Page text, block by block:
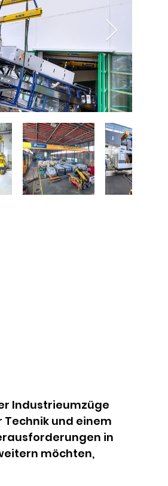
Industrieumzüge
und einem
in
möchten,